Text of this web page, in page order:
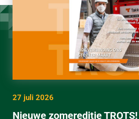
27 juli 2026
Nieuwe zomereditie TROTS!